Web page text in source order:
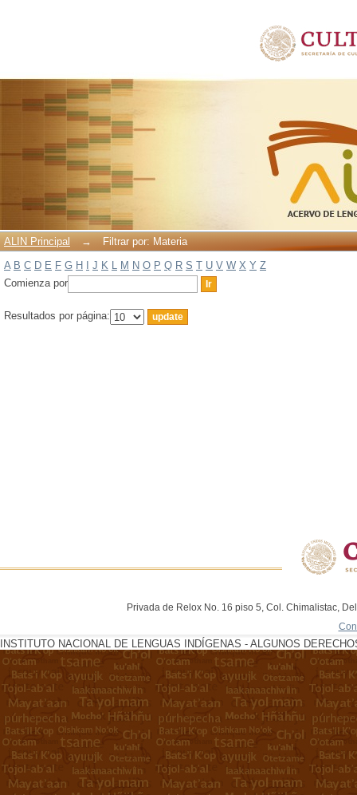
ALIN Principal →
Filtrar por: Materia
A B C D E F G H J K L M N O P Q R S T U V W X Y Z
Comienza por
Resultados por página:
Privada de Relox No. 16 piso 5, Col. Chimalistac,
INSTITUTO NACIONAL DE LENGUAS INDÍGENAS - ALGUNOS